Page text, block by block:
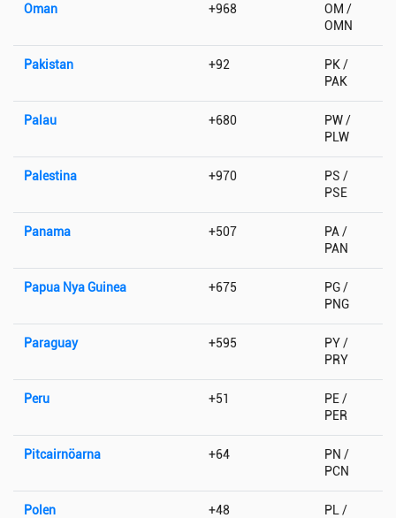
Oman +968
OM /
OMN
Pakistan +92
PK /
PAK
Palau +680
PW /
PLW
Palestina +970
PS /
PSE
Panama +507
PA /
PAN
Papua Nya Guinea +675
PG /
PNG
Paraguay +595
PY /
PRY
Peru +51
PE /
PER
Pitcairnöarna +64
PN /
PCN
Polen +48
PL /